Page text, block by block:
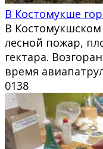
В Костомукше
В Костомукшском
лесной пожар,
гектара.
время
0138